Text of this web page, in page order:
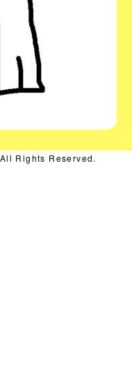
All Rights Reserved.